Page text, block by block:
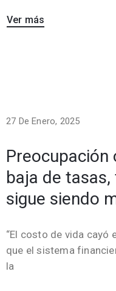
Ver más
27 De Enero, 2025
Preocupación
baja de
sigue siendo
“El costo de vida cayó
que el sistema
la